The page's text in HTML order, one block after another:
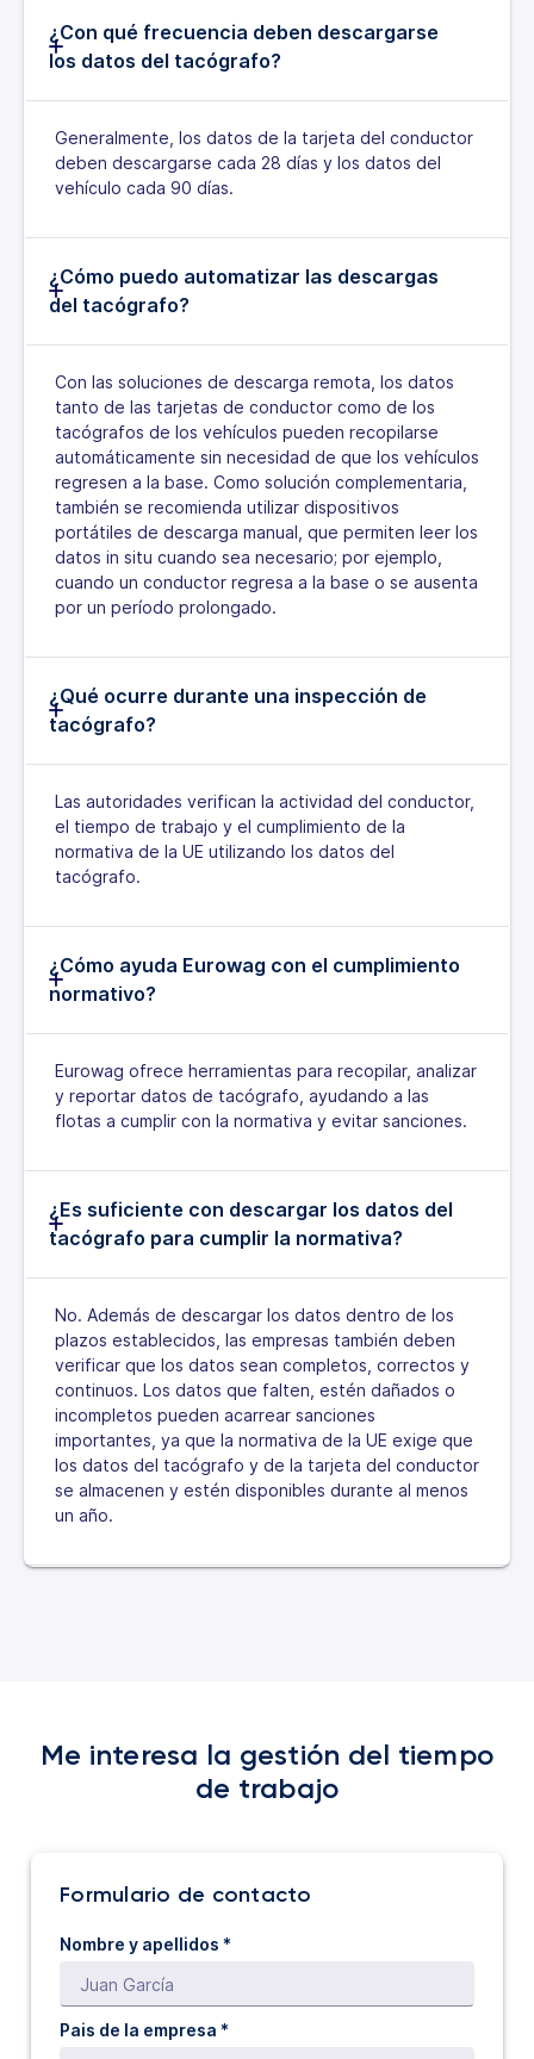
¿Con qué frecuencia deben descargarse
los datos del tacógrafo?
Generalmente, los datos de la tarjeta del conductor
deben descargarse cada 28 días y los datos del
vehículo cada 90 días.
¿Cómo puedo automatizar las descargas
del tacógrafo?
Con las soluciones de descarga remota, los datos
tanto de las tarjetas de conductor como de los
tacógrafos de los vehículos pueden recopilarse
automáticamente sin necesidad de que los vehículos
regresen a la base. Como solución complementaria,
también se recomienda utilizar dispositivos
portátiles de descarga manual, que permiten leer los
datos in situ cuando sea necesario; por ejemplo,
cuando un conductor regresa a la base o se ausenta
por un período prolongado.
¿Qué ocurre durante una inspección de
tacógrafo?
Las autoridades verifican la actividad del conductor,
el tiempo de trabajo y el cumplimiento de la
normativa de la UE utilizando los datos del
tacógrafo.
¿Cómo ayuda Eurowag con el cumplimiento
normativo?
Eurowag ofrece herramientas para recopilar, analizar
y reportar datos de tacógrafo, ayudando a las
flotas a cumplir con la normativa y evitar sanciones.
¿Es suficiente con descargar los datos del
tacógrafo para cumplir la normativa?
No. Además de descargar los datos dentro de los
plazos establecidos, las empresas también deben
verificar que los datos sean completos, correctos y
continuos. Los datos que falten, estén dañados o
incompletos pueden acarrear sanciones
importantes, ya que la normativa de la UE exige que
los datos del tacógrafo y de la tarjeta del conductor
se almacenen y estén disponibles durante al menos
un año.
Me interesa la gestión del tiempo
de trabajo
Formulario de contacto
Nombre y apellidos *
Pais de la empresa *